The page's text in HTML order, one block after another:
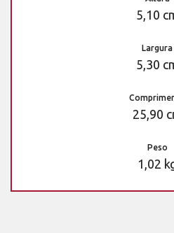
5,10
Largura
5,30
25,90
Peso
1,02